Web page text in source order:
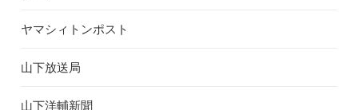
ヤマシィトンポスト
山下放送局
山下洋輔新聞